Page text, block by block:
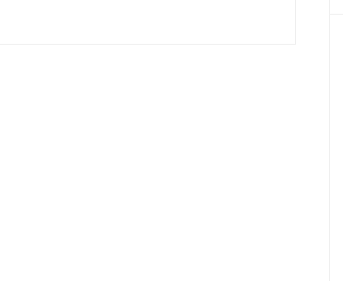
WD40 es solo una solución temporal, si
inferior de su temperatura es de menos 20